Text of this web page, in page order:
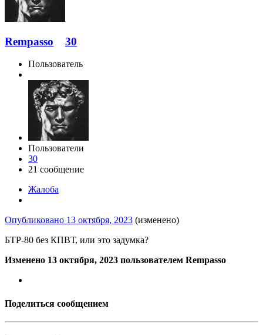
Rempasso 30
Пользователь
Пользователи
30
21 сообщение
Жалоба
Опубликовано 13 октября, 2023 (изменено)
БТР-80 без КПВТ, или это задумка?
Изменено 13 октября, 2023 пользователем Rempasso
Поделиться сообщением